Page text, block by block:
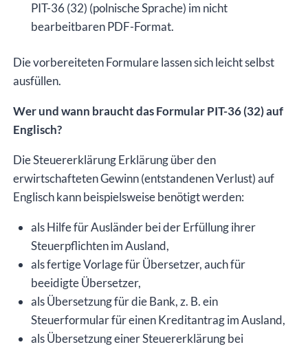
PIT-36 (32) (polnische Sprache) im nicht
bearbeitbaren PDF-Format.
Die vorbereiteten Formulare lassen sich leicht selbst
ausfüllen.
Wer und wann braucht das Formular PIT-36 (32) auf
Englisch?
Die Steuererklärung Erklärung über den
erwirtschafteten Gewinn (entstandenen Verlust) auf
Englisch kann beispielsweise benötigt werden:
als Hilfe für Ausländer bei der Erfüllung ihrer
Steuerpflichten im Ausland,
als fertige Vorlage für Übersetzer, auch für
beeidigte Übersetzer,
als Übersetzung für die Bank, z. B. ein
Steuerformular für einen Kreditantrag im Ausland,
als Übersetzung einer Steuererklärung bei